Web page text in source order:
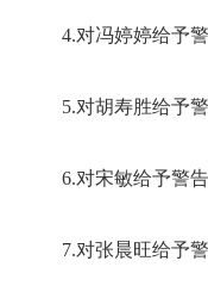
4.对冯婷婷给予
5.对胡寿胜给予
6.对宋敏给予警
7.对张晨旺给予